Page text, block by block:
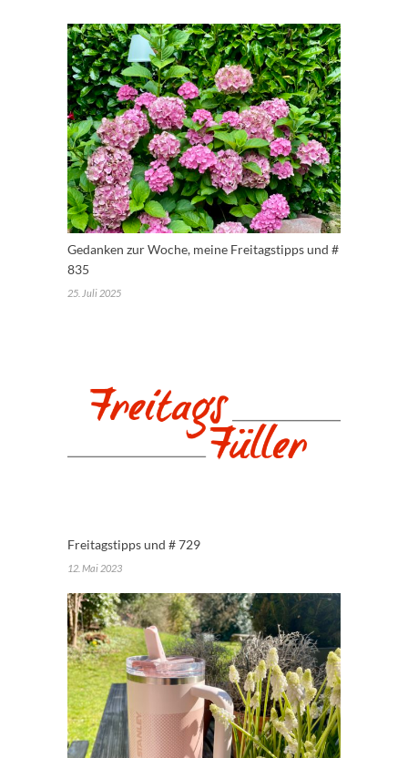
Gedanken zur Woche, meine Freitagstipps und #
835
25. Juli 2025
Freitagstipps und # 729
12. Mai 2023